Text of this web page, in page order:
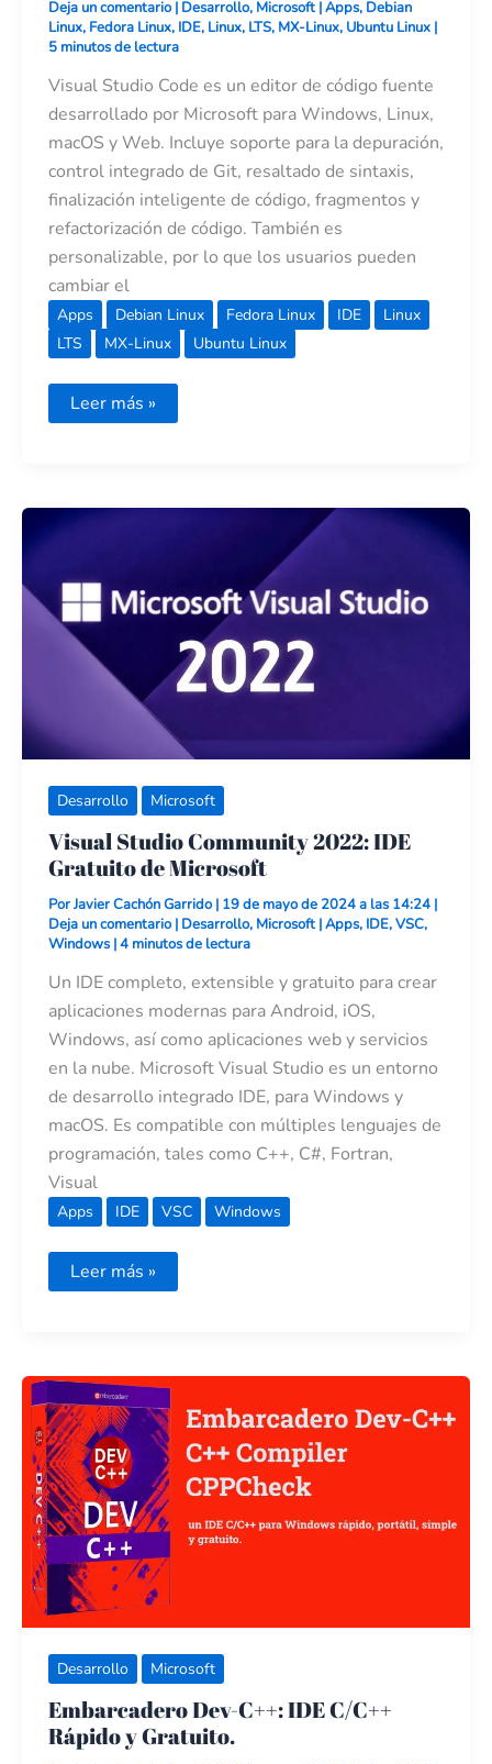
Deja un comentario | Desarrollo, Microsoft|Apps, Debian
Linux, Fedora Linux, IDE, Linux, LTS, MX-Linux, Ubuntu Linux |
5 minutos de lectura
Visual Studio Code es un editor de código fuente
desarrollado por Microsoft para Windows, Linux,
macOS y Web. Incluye soporte para la depuración,
control integrado de Git, resaltado de sintaxis,
finalización inteligente de código, fragmentos y
refactorización de código. También es
personalizable, por lo que los usuarios pueden
cambiar el
Apps Debian Linux Fedora Linux IDE
Linux
LTS
MX-Linux Ubuntu Linux
Leer más »
Desarrollo Microsoft
Visual Studio Community 2022: IDE
Gratuito de Microsoft
PorJavier Cachón Garrido| 19 de mayo de 2024 a las 14:24 |
Deja un comentario | Desarrollo, Microsoft|Apps, IDE,VSC,
Windows |4 minutos de lectura
Un IDE completo, extensible y gratuito para crear
aplicaciones modernas para Android, iOS,
Windows, así como aplicaciones web y servicios
en la nube. Microsoft Visual Studio es un entorno
de desarrollo integrado IDE, para Windows y
macOS. Es compatible con múltiples lenguajes de
programación, tales como C++, C#, Fortran,
Visual
Apps IDE VSC Windows
Visual
IDE
Gratuito
de
Microsoft
Leer más »
Desarrollo Microsoft
Embarcadero Dev-C++: IDE C/C++
Rápido y Gratuito.
Embarcadero
Dev-
C++:
IDE
C/C++
Rápido
y
Gratuito.